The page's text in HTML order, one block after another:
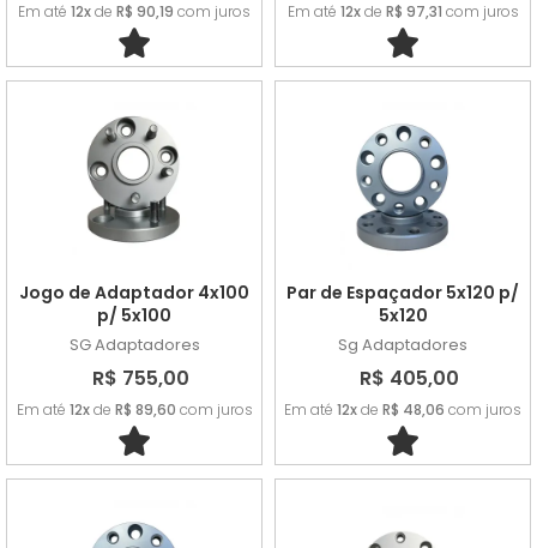
Em até 12xde R$ 90,19 com juros Em até 12xde R$ 97,31 com juros
Jogo de Adaptador 4x100
p/ 5x100
SG Adaptadores
R$ 755,00
Em até 12xde R$ 89,60 com juros
Par de Espaçador 5x120 p/
5x120
Sg Adaptadores
R$ 405,00
Em até 12xde R$ 48,06 com juros